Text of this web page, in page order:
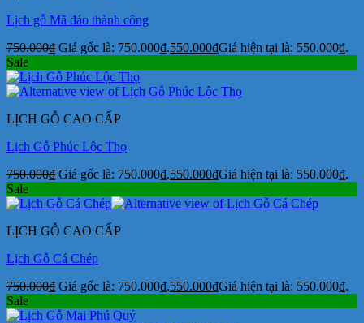
Lịch gỗ Mã đáo thành công
750.000₫ Giá gốc là: 750.000₫.550.000₫Giá hiện tại là: 550.000₫.
Sale
LỊCH GỖ CAO CẤP
Lịch Gỗ Phúc Lộc Thọ
750.000₫ Giá gốc là: 750.000₫.550.000₫Giá hiện tại là: 550.000₫.
Sale
LỊCH GỖ CAO CẤP
Lịch Gỗ Cá Chép
750.000₫ Giá gốc là: 750.000₫.550.000₫Giá hiện tại là: 550.000₫.
Sale